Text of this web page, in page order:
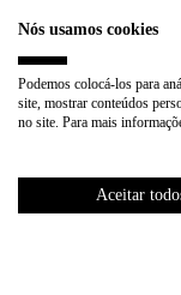
Membro de:
Nós usamos cookies
Podemos colocá-los para
site, mostrar conteúdos
no site. Para mais
Aceitar